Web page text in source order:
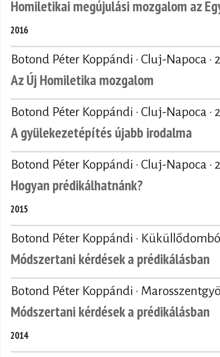
Homiletikai megújulási mozgalom az
2016
Botond Péter Koppándi · Cluj-Napoca ·
Az Új Homiletika mozgalom
Botond Péter Koppándi · Cluj-Napoca ·
A gyülekezetépítés újabb irodalma
Botond Péter Koppándi · Cluj-Napoca ·
Hogyan prédikálhatnánk?
2015
Botond Péter Koppándi ·
Módszertani kérdések a prédikálásban
Botond Péter Koppándi ·
Módszertani kérdések a prédikálásban
2014